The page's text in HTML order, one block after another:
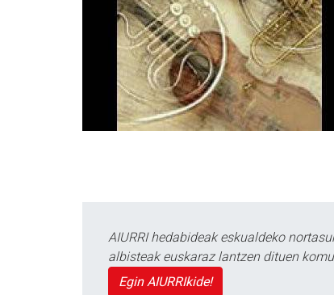
AIURRI hedabideak eskualdeko
albisteak euskaraz lantzen dituen
Egin AIURRIkide!